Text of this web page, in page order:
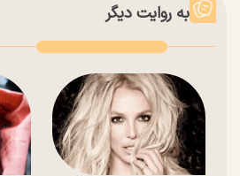
به روایت دیگر